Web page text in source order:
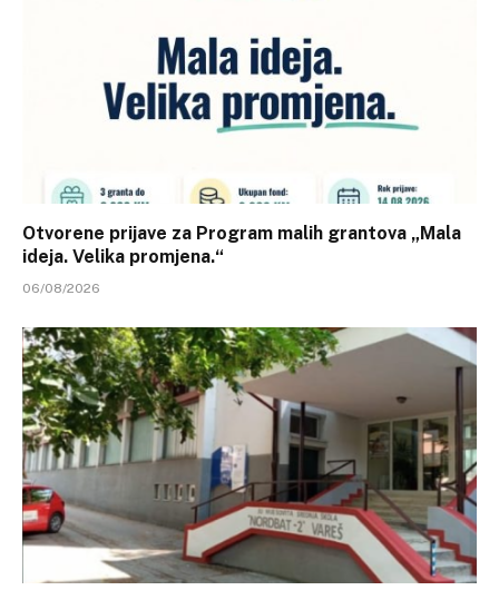
Otvorene prijave za Program malih grantova „Mala
ideja. Velika promjena.“
06/08/2026